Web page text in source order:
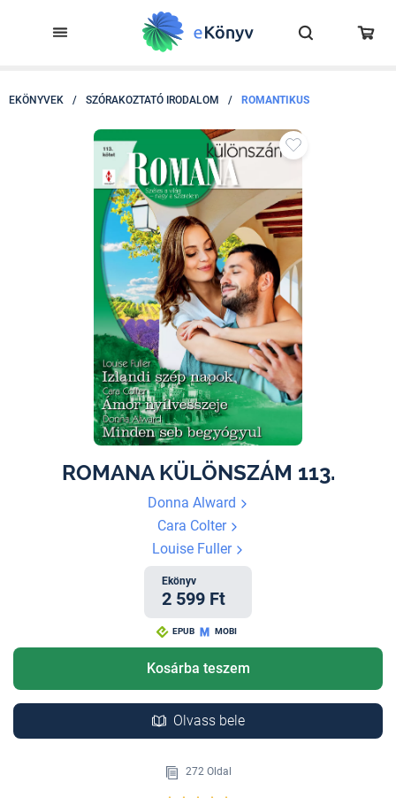
EKÖNYVEK / SZÓRAKOZTATÓ IRODALOM / ROMANTIKUS
ROMANA KÜLÖNSZÁM 113.
Donna Alward
Cara Colter
Louise Fuller
Ekönyv
2 599 Ft
EPUB MOBI
Kosárba teszem
Olvass bele
272 Oldal